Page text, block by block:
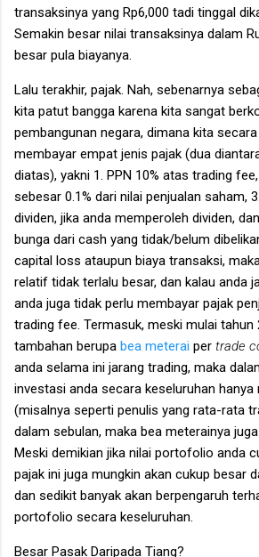
transaksinya yang Rp6,000 tadi tinggal
Semakin besar nilai transaksinya dalam
besar pula biayanya.
Lalu terakhir, pajak. Nah, sebenarnya
kita patut bangga karena kita sangat
pembangunan negara, dimana kita
membayar empat jenis pajak (dua
diatas), yakni 1. PPN 10% atas trading
sebesar 0.1% dari nilai penjualan saham,
dividen, jika anda memperoleh dividen,
bunga dari cash yang tidak/belum
capital loss ataupun biaya transaksi,
relatif tidak terlalu besar, dan kalau anda
anda juga tidak perlu membayar pajak
trading fee. Termasuk, meski mulai tahun
tambahan berupa bea meterai per trade
anda selama ini jarang trading, maka
investasi anda secara keseluruhan hanya
(misalnya seperti penulis yang rata-rata
dalam sebulan, maka bea meterainya juga
Meski demikian jika nilai portofolio anda
pajak ini juga mungkin akan cukup besar
dan sedikit banyak akan berpengaruh
portofolio secara keseluruhan.
Besar Pasak Daripada Tiang?